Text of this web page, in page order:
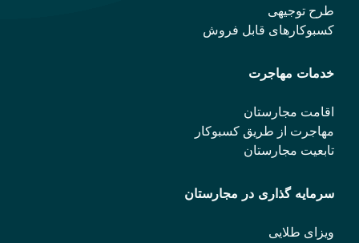
طرح توجیهی
کسبوکارهای قابل فروش
خدمات مهاجرت
اقامت مجارستان
مهاجرت از طریق کسبوکار
تابعیت مجارستان
سرمایه گذاری در مجارستان
ویزای طلایی